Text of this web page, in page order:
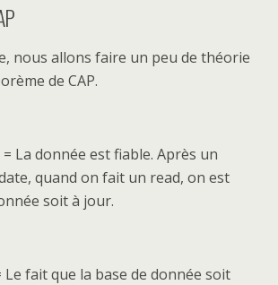
nous allons faire un peu de théorie
de CAP.
= La donnée est fiable. Après un
quand on fait un read, on est
soit à jour.
Le fait que la base de donnée soit